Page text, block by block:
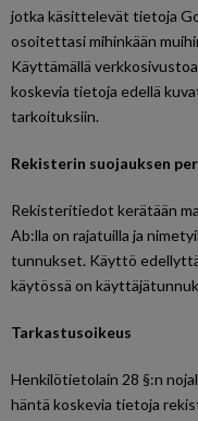
jotka käsittelevät tietoja
osoitettasi mihinkään
Käyttämällä
koskevia tietoja edellä
tarkoituksiin.
Rekisterin suojauksen
Rekisteritiedot kerätään
Ab:lla on rajatuilla ja
tunnukset. Käyttö
käytössä on
Tarkastusoikeus
Henkilötietolain 28 §:n
häntä koskevia tietoja